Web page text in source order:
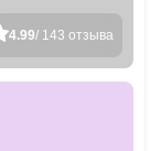
4.99/ 143 отзыва